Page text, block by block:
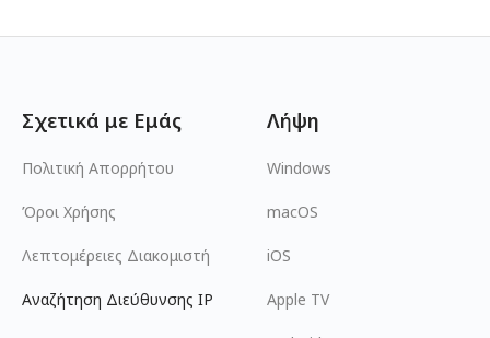
Σχετικά με Εμάς
Πολιτική Απορρήτου
Όροι Χρήσης
Λεπτομέρειες Διακομιστή
Αναζήτηση Διεύθυνσης IP
Λήψη
Windows
macOS
iOS
Apple TV